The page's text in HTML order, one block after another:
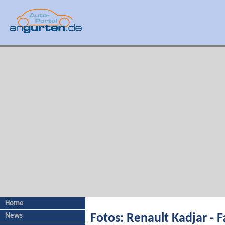
Home
News
Fotos: Renault Kadjar -